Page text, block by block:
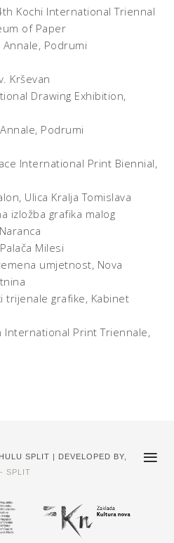
Kochi International Triennal
of Paper
Podrumi
Krševan
Drawing Exhibition,
Podrumi
International Print Biennial,
Ulica Kralja Tomislava
izložba grafika malog
Milesi
umjetnost, Nova
trijenale grafike, Kabinet
International Print Triennale,
SPLIT | DEVELOPED BY,
SPLIT